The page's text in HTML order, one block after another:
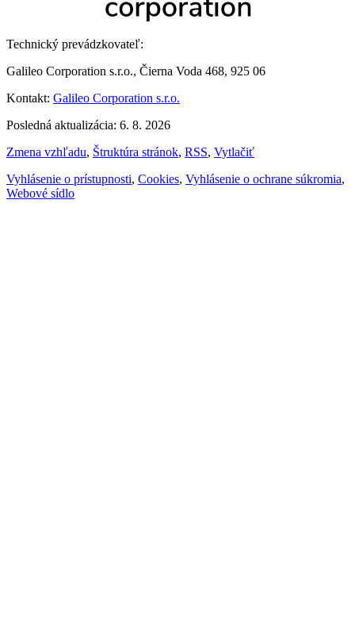
Technický prevádzkovateľ:
Galileo Corporation s.r.o., Čierna Voda 468, 925 06
Kontakt: Galileo Corporation s.r.o.
Posledná aktualizácia: 6. 8. 2026
Zmena vzhľadu, Štruktúra stránok, RSS, Vytlačiť
Vyhlásenie o prístupnosti, Cookies, Vyhlásenie o ochrane súkromia,
Webové sídlo